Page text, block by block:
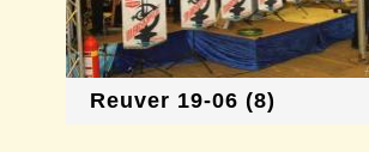
Reuver 19-06 (8)